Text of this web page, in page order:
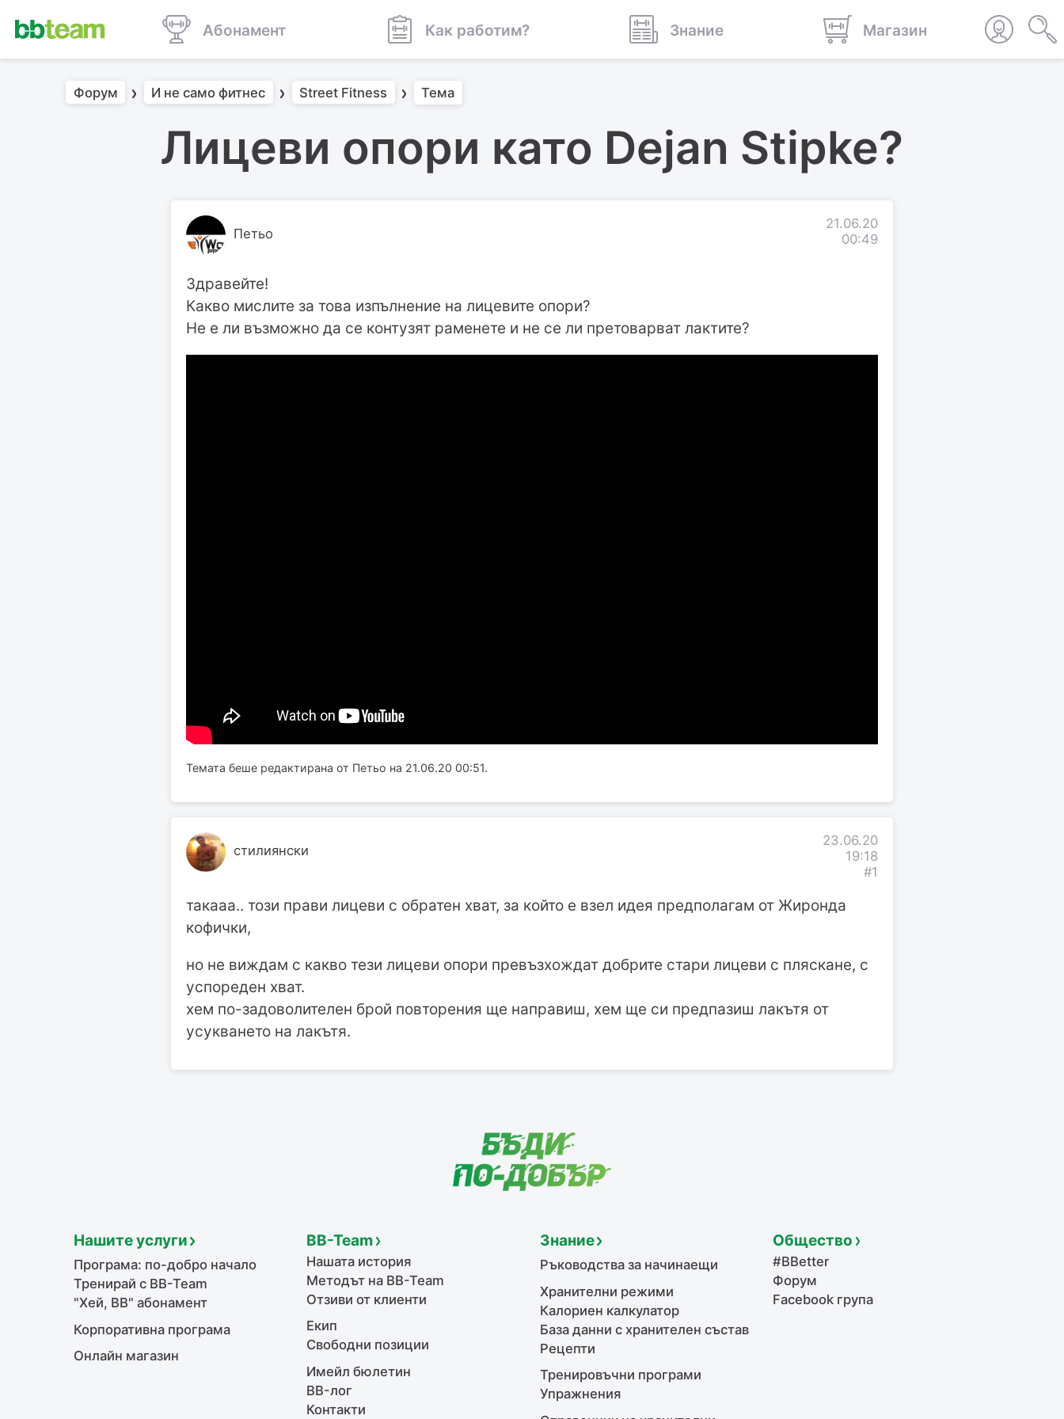
Абонамент Как работим? Знание Магазин
Форум И не само фитнес Street Fitness Тема
Лицеви опори като Dejan Stipke?
Петьо
21.06.20
00:49
Здравейте!
Какво мислите за това изпълнение на лицевите опори?
Не е ли възможно да се контузят раменете и не се ли претоварват лактите?
Темата беше редактирана от Петьо на 21.06.20 00:51.
стилиянски
23.06.20
19:18
#1
такааа.. този прави лицеви с обратен хват, за който е взел идея предполагам от Жиронда
кофички,
но не виждам с какво тези лицеви опори превъзхождат добрите стари лицеви с пляскане, с
успореден хват.
хем по-задоволителен брой повторения ще направиш, хем ще си предпазиш лакътя от
усукването на лакътя.
Нашите услуги
Програма: по-добро начало
Тренирай с BB-Team
"Хей, ВВ" абонамент
Корпоративна програма
Онлайн магазин
BB-Team
Нашата история
Методът на BB-Team
Отзиви от клиенти
Екип
Свободни позиции
Имейл бюлетин
BB-лог
Контакти
Знание
Ръководства за начинаещи
Хранителни режими
Калориен калкулатор
База данни с хранителен състав
Рецепти
Тренировъчни програми
Упражнения
Общество
#BBetter
Форум
Facebook група